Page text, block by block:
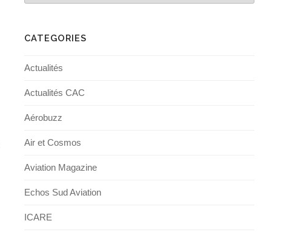
CATEGORIES
Actualités
Actualités CAC
Aérobuzz
Air et Cosmos
Aviation Magazine
Echos Sud Aviation
ICARE